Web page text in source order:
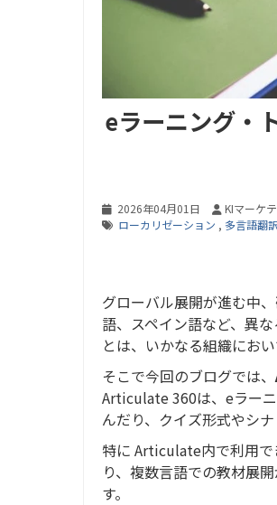
eラーニング・
2026年04月01日
KIマーケ
ローカリゼーション , 多言語翻訳
グローバル展開が進む中
語、スペイン語など、異
とは、いかなる組織にお
そこで今回のブログでは、
Articulate 360は、eラー
んだり、クイズ形式やシ
特に Articulate内で利用で
り、複数言語での教材展
す。